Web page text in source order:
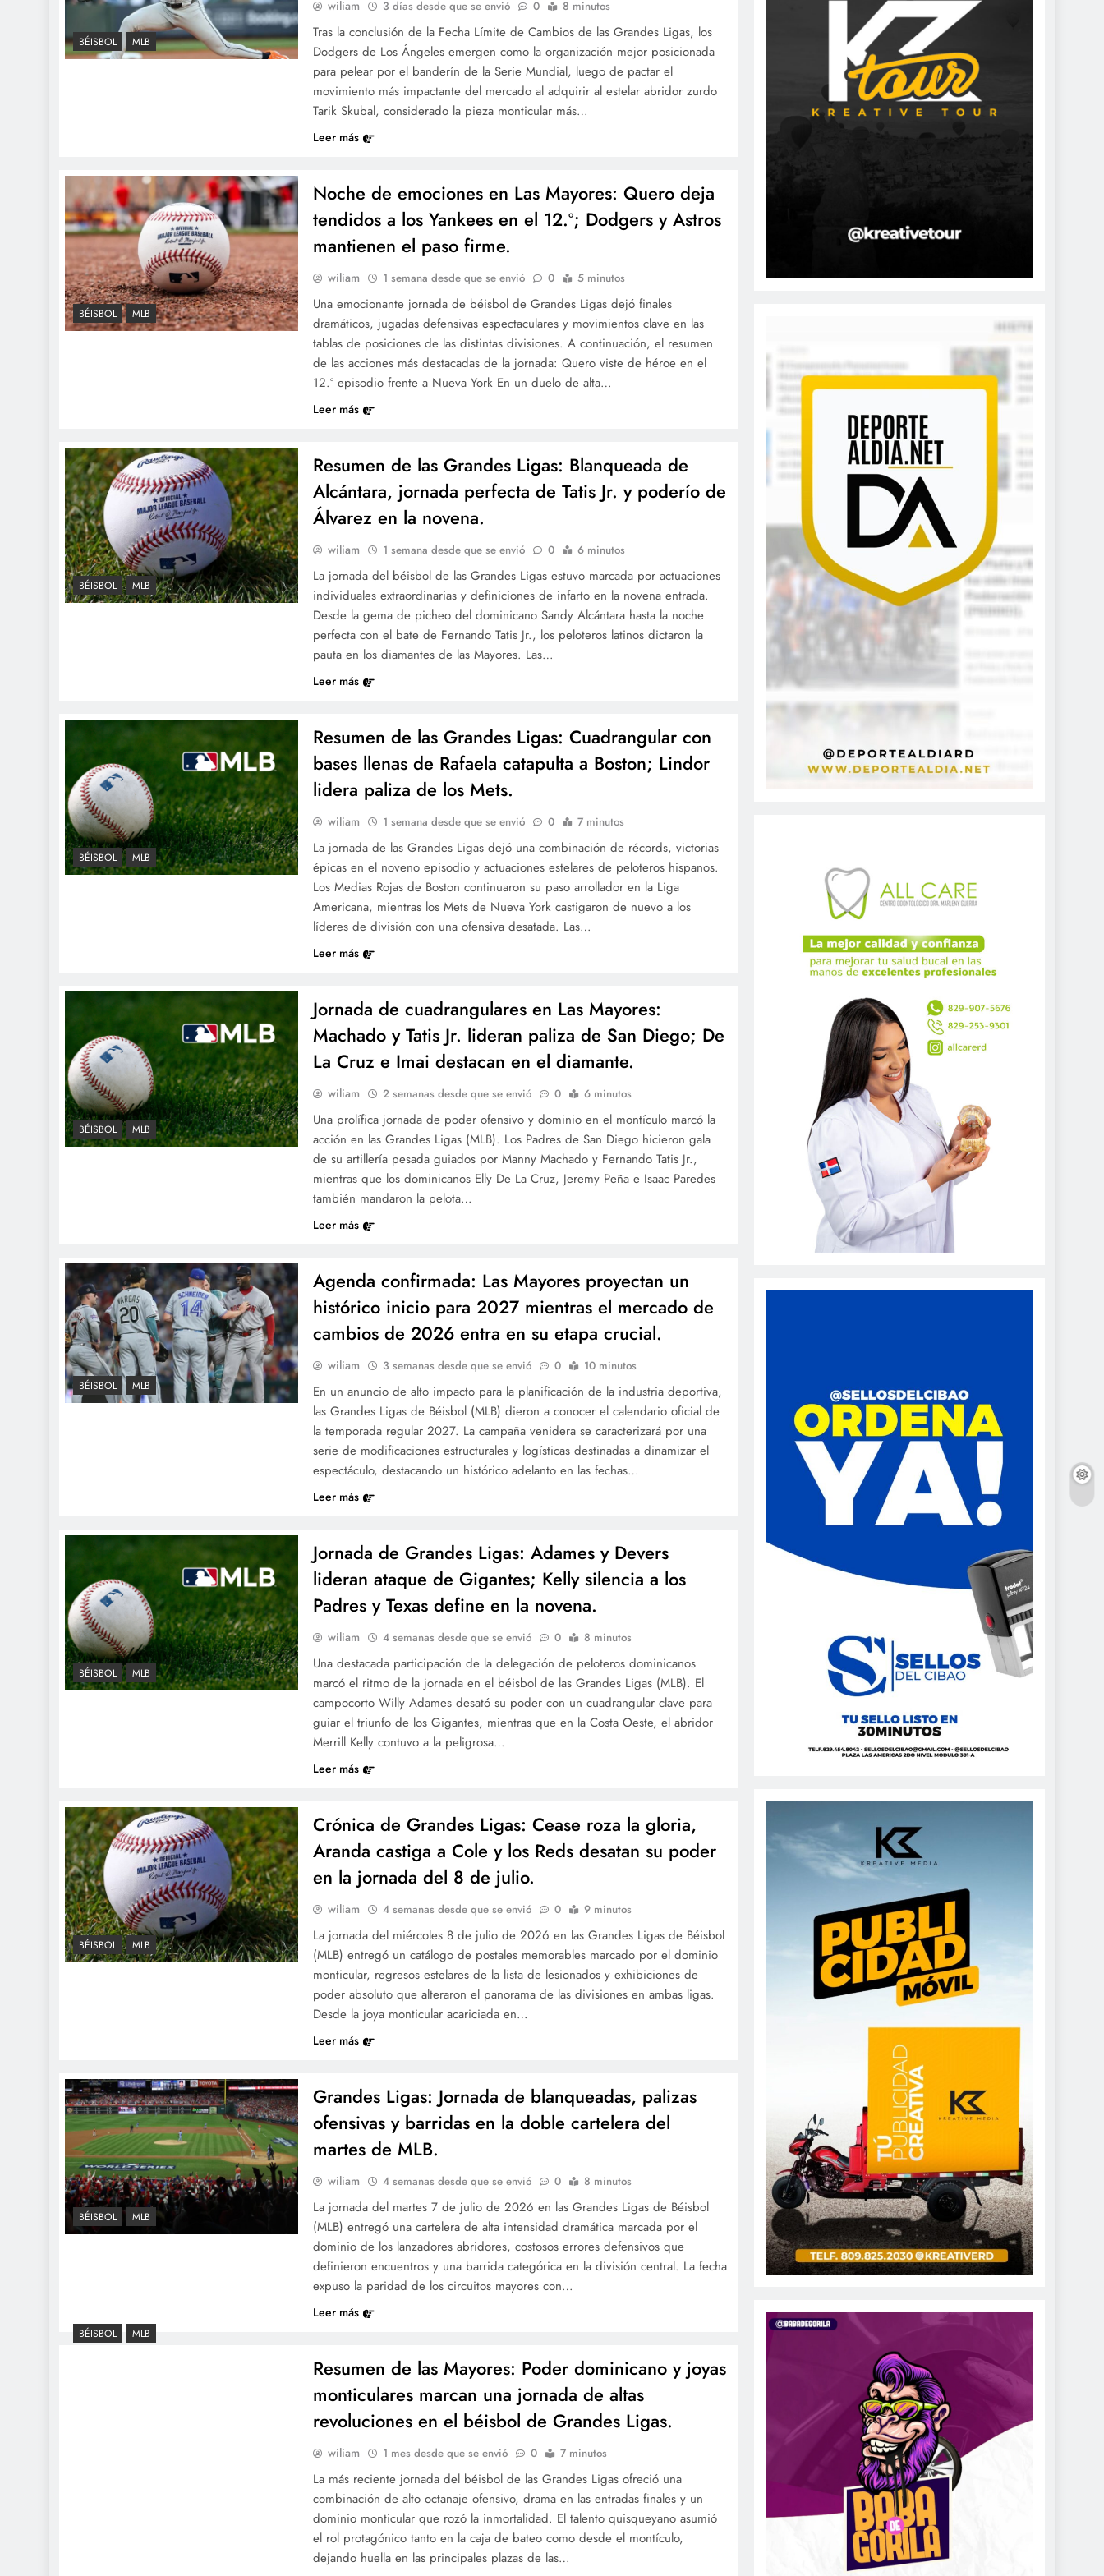
BÉISBOL MLB
wiliam 3 días desde que se envió 0 8 minutos
Tras la conclusión de la Fecha Límite de Cambios de las Grandes Ligas, los
Dodgers de Los Ángeles emergen como la organización mejor posicionada
para pelear por el banderín de la Serie Mundial, luego de pactar el
movimiento más impactante del mercado al adquirir al estelar abridor zurdo
Tarik Skubal, considerado la pieza monticular más…
Leer más
BÉISBOL MLB
Noche de emociones en Las Mayores: Quero deja
tendidos a los Yankees en el 12.º; Dodgers y Astros
mantienen el paso firme.
wiliam 1 semana desde que se envió 0 5 minutos
Una emocionante jornada de béisbol de Grandes Ligas dejó finales
dramáticos, jugadas defensivas espectaculares y movimientos clave en las
tablas de posiciones de las distintas divisiones. A continuación, el resumen
de las acciones más destacadas de la jornada: Quero viste de héroe en el
12.º episodio frente a Nueva York En un duelo de alta…
Leer más
BÉISBOL MLB
Resumen de las Grandes Ligas: Blanqueada de
Alcántara, jornada perfecta de Tatis Jr. y poderío de
Álvarez en la novena.
wiliam 1 semana desde que se envió 0 6 minutos
La jornada del béisbol de las Grandes Ligas estuvo marcada por actuaciones
individuales extraordinarias y definiciones de infarto en la novena entrada.
Desde la gema de picheo del dominicano Sandy Alcántara hasta la noche
perfecta con el bate de Fernando Tatis Jr., los peloteros latinos dictaron la
pauta en los diamantes de las Mayores. Las…
Leer más
BÉISBOL MLB
Resumen de las Grandes Ligas: Cuadrangular con
bases llenas de Rafaela catapulta a Boston; Lindor
lidera paliza de los Mets.
wiliam 1 semana desde que se envió 0 7 minutos
La jornada de las Grandes Ligas dejó una combinación de récords, victorias
épicas en el noveno episodio y actuaciones estelares de peloteros hispanos.
Los Medias Rojas de Boston continuaron su paso arrollador en la Liga
Americana, mientras los Mets de Nueva York castigaron de nuevo a los
líderes de división con una ofensiva desatada. Las…
Leer más
BÉISBOL MLB
Jornada de cuadrangulares en Las Mayores:
Machado y Tatis Jr. lideran paliza de San Diego; De
La Cruz e Imai destacan en el diamante.
wiliam 2 semanas desde que se envió 0 6 minutos
Una prolífica jornada de poder ofensivo y dominio en el montículo marcó la
acción en las Grandes Ligas (MLB). Los Padres de San Diego hicieron gala
de su artillería pesada guiados por Manny Machado y Fernando Tatis Jr.,
mientras que los dominicanos Elly De La Cruz, Jeremy Peña e Isaac Paredes
también mandaron la pelota…
Leer más
BÉISBOL MLB
Agenda confirmada: Las Mayores proyectan un
histórico inicio para 2027 mientras el mercado de
cambios de 2026 entra en su etapa crucial.
wiliam 3 semanas desde que se envió 0 10 minutos
En un anuncio de alto impacto para la planificación de la industria deportiva,
las Grandes Ligas de Béisbol (MLB) dieron a conocer el calendario oficial de
la temporada regular 2027. La campaña venidera se caracterizará por una
serie de modificaciones estructurales y logísticas destinadas a dinamizar el
espectáculo, destacando un histórico adelanto en las fechas…
Leer más
BÉISBOL MLB
Jornada de Grandes Ligas: Adames y Devers
lideran ataque de Gigantes; Kelly silencia a los
Padres y Texas define en la novena.
wiliam 4 semanas desde que se envió 0 8 minutos
Una destacada participación de la delegación de peloteros dominicanos
marcó el ritmo de la jornada en el béisbol de las Grandes Ligas (MLB). El
campocorto Willy Adames desató su poder con un cuadrangular clave para
guiar el triunfo de los Gigantes, mientras que en la Costa Oeste, el abridor
Merrill Kelly contuvo a la peligrosa…
Leer más
BÉISBOL MLB
Crónica de Grandes Ligas: Cease roza la gloria,
Aranda castiga a Cole y los Reds desatan su poder
en la jornada del 8 de julio.
wiliam 4 semanas desde que se envió 0 9 minutos
La jornada del miércoles 8 de julio de 2026 en las Grandes Ligas de Béisbol
(MLB) entregó un catálogo de postales memorables marcado por el dominio
monticular, regresos estelares de la lista de lesionados y exhibiciones de
poder absoluto que alteraron el panorama de las divisiones en ambas ligas.
Desde la joya monticular acariciada en…
Leer más
BÉISBOL MLB
Grandes Ligas: Jornada de blanqueadas, palizas
ofensivas y barridas en la doble cartelera del
martes de MLB.
wiliam 4 semanas desde que se envió 0 8 minutos
La jornada del martes 7 de julio de 2026 en las Grandes Ligas de Béisbol
(MLB) entregó una cartelera de alta intensidad dramática marcada por el
dominio de los lanzadores abridores, costosos errores defensivos que
definieron encuentros y una barrida categórica en la división central. La fecha
expuso la paridad de los circuitos mayores con…
Leer más
BÉISBOL MLB
Resumen de las Mayores: Poder dominicano y joyas
monticulares marcan una jornada de altas
revoluciones en el béisbol de Grandes Ligas.
wiliam 1 mes desde que se envió 0 7 minutos
La más reciente jornada del béisbol de las Grandes Ligas ofreció una
combinación de alto octanaje ofensivo, drama en las entradas finales y un
dominio monticular que rozó la inmortalidad. El talento quisqueyano asumió
el rol protagónico tanto en la caja de bateo como desde el montículo,
dejando huella en las principales plazas de las…